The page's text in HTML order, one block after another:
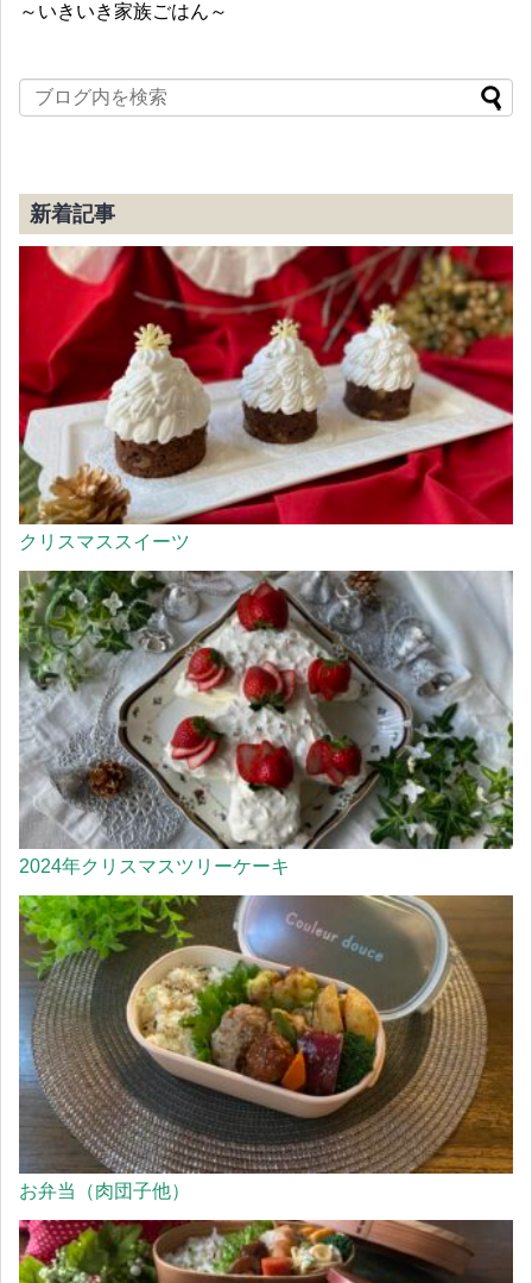
～いきいき家族ごはん～
新着記事
クリスマススイーツ
2024年クリスマスツリーケーキ
お弁当（肉団子他）